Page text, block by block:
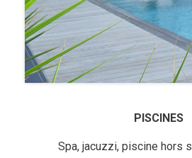
PISCINES
Spa, jacuzzi, piscine hors